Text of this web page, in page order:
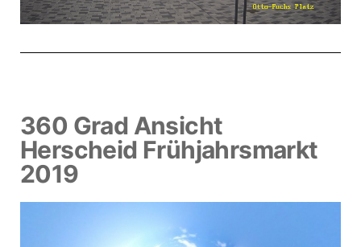
360 Grad Ansicht
Herscheid Frühjahrsmarkt
2019